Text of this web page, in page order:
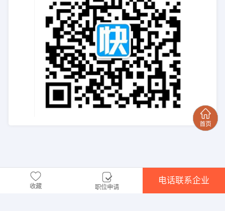
收藏 职位申请
电话联系企业